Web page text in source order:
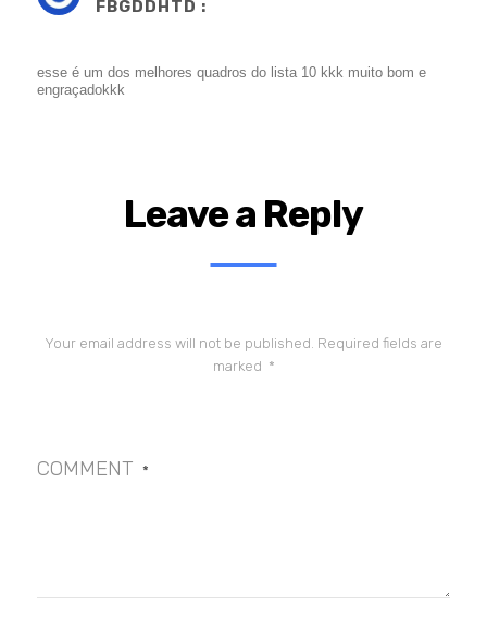
FBGDDHTD :
esse é um dos melhores quadros do lista 10 kkk muito bom e
engraçadokkk
Leave a Reply
Your email address will not be published. Required fields are
marked *
COMMENT *